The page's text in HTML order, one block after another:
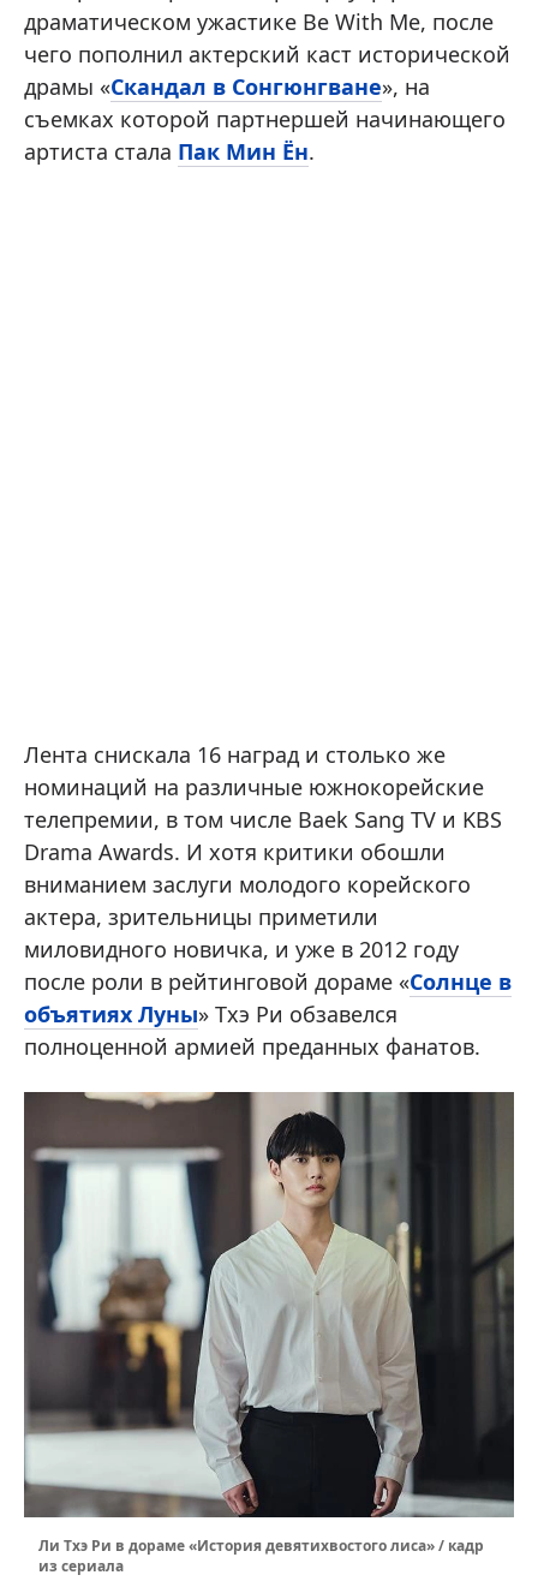
драматическом ужастике Be With Me, после
чего пополнил актерский каст исторической
драмы «Скандал в Сонгюнгване», на
съемках которой партнершей начинающего
артиста стала Пак Мин Ён.
Лента снискала 16 наград и столько же
номинаций на различные южнокорейские
телепремии, в том числе Baek Sang TV и KBS
Drama Awards. И хотя критики обошли
вниманием заслуги молодого корейского
актера, зрительницы приметили
миловидного новичка, и уже в 2012 году
после роли в рейтинговой дораме «Солнце в
объятиях Луны» Тхэ Ри обзавелся
полноценной армией преданных фанатов.
Ли Тхэ Ри в дораме «История девятихвостого лиса» / кадр
из сериала